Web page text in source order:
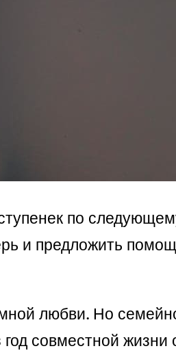
по
и предложить
любви. Но
совместной жизни